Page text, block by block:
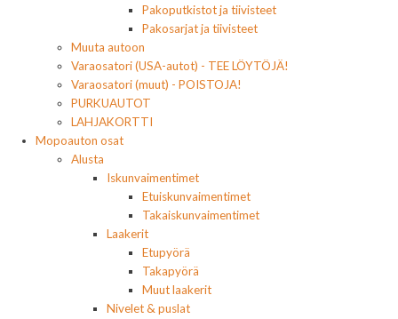
Pakoputkistot ja tiivisteet
Pakosarjat ja tiivisteet
Muuta autoon
Varaosatori (USA-autot) - TEE LÖYTÖJÄ!
Varaosatori (muut) - POISTOJA!
PURKUAUTOT
LAHJAKORTTI
Mopoauton osat
Alusta
Iskunvaimentimet
Etuiskunvaimentimet
Takaiskunvaimentimet
Laakerit
Etupyörä
Takapyörä
Muut laakerit
Nivelet & puslat